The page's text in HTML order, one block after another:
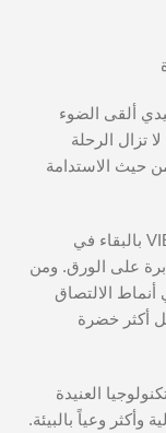
ألقى الضوء
تزال الرحلة
حيث الاستدامة
بصفتها موردًا للآلات المتقدمة، تلتزم وزارة VIE بالبقاء في
على الورق. ومن
الالتصاق
أكثر خضرة
العنيدة
وأكثر وعياً بالبيئة.